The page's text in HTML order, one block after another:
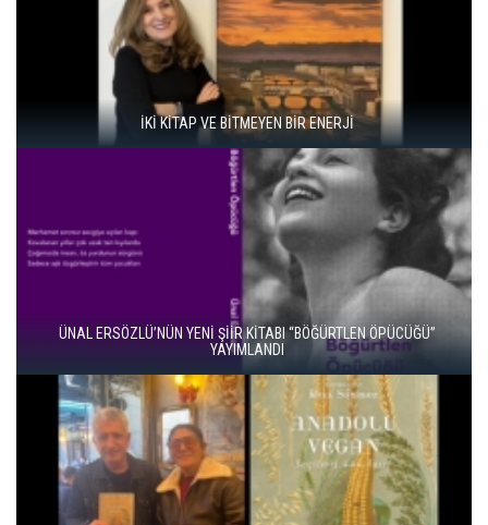
İKİ KİTAP VE BİTMEYEN BİR ENERJİ
ÜNAL ERSÖZLÜ’NÜN YENİ ŞİİR KİTABI “BÖĞÜRTLEN ÖPÜCÜĞÜ”
YAYIMLANDI